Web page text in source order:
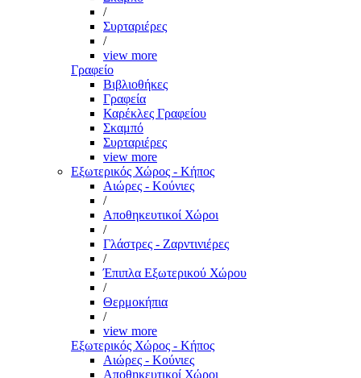
/
Συρταριέρες
/
view more
Γραφείο
Βιβλιοθήκες
Γραφεία
Καρέκλες Γραφείου
Σκαμπό
Συρταριέρες
view more
Εξωτερικός Χώρος - Κήπος
Αιώρες - Κούνιες
/
Αποθηκευτικοί Χώροι
/
Γλάστρες - Ζαρντινιέρες
/
Έπιπλα Εξωτερικού Χώρου
/
Θερμοκήπια
/
view more
Εξωτερικός Χώρος - Κήπος
Αιώρες - Κούνιες
Αποθηκευτικοί Χώροι